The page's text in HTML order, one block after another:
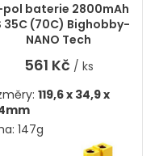
pol baterie 2800mAh
35C (70C) Bighobby-
NANO Tech
561 Kč / ks
119,6 x 34,9 x
147g